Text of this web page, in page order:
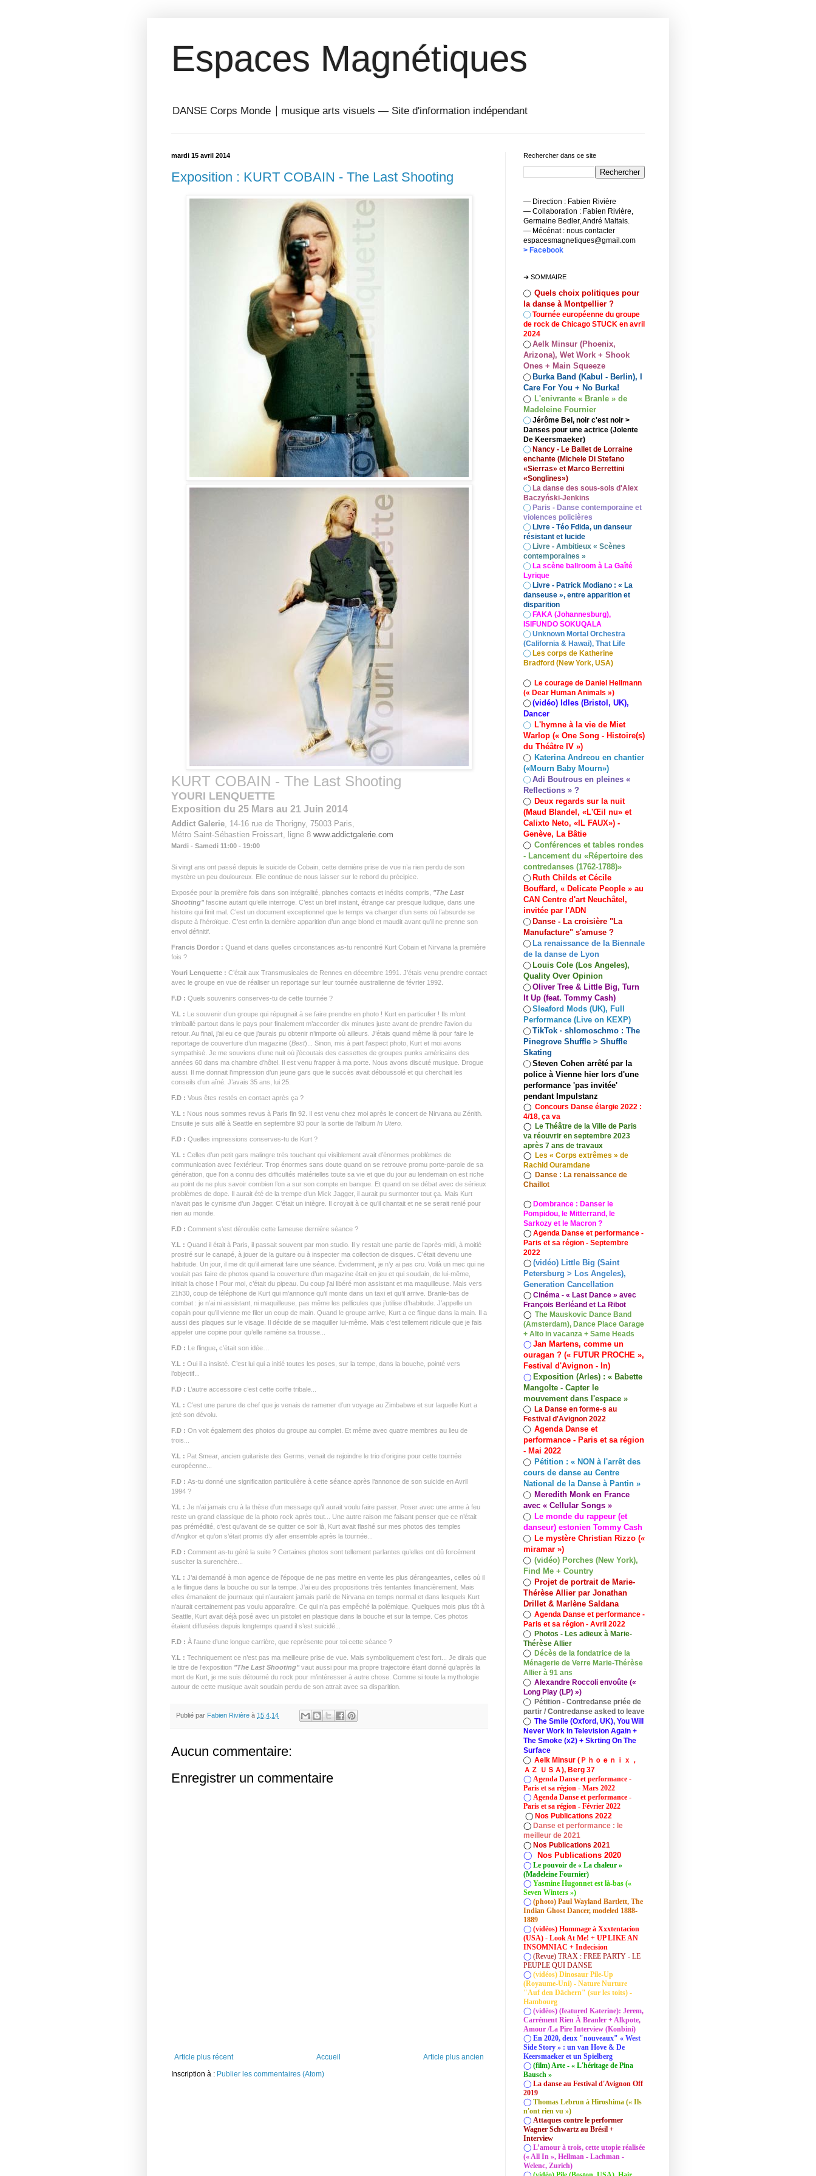
Espaces Magnétiques
DANSE Corps Monde ⎥ musique arts visuels — Site d'information indépendant
mardi 15 avril 2014
Exposition : KURT COBAIN - The Last Shooting
KURT COBAIN - The Last Shooting
YOURI LENQUETTE
Exposition du 25 Mars au 21 Juin 2014
Addict Galerie, 14-16 rue de Thorigny, 75003 Paris,
Métro Saint-Sébastien Froissart, ligne 8 www.addictgalerie.com
Mardi - Samedi 11:00 - 19:00
Si vingt ans ont passé depuis le suicide de Cobain, cette dernière prise de vue n’a rien perdu de son
mystère un peu douloureux. Elle continue de nous laisser sur le rebord du précipice.
Exposée pour la première fois dans son intégralité, planches contacts et inédits compris, "The Last
Shooting" fascine autant qu’elle interroge. C’est un bref instant, étrange car presque ludique, dans une
histoire qui finit mal. C’est un document exceptionnel que le temps va charger d’un sens où l’absurde se
dispute à l’héroïque. C’est enfin la dernière apparition d’un ange blond et maudit avant qu’il ne prenne son
envol définitif.
Francis Dordor : Quand et dans quelles circonstances as-tu rencontré Kurt Cobain et Nirvana la première
fois ?
Youri Lenquette : C’était aux Transmusicales de Rennes en décembre 1991. J’étais venu prendre contact
avec le groupe en vue de réaliser un reportage sur leur tournée australienne de février 1992.
F.D : Quels souvenirs conserves-tu de cette tournée ?
Y.L : Le souvenir d’un groupe qui répugnait à se faire prendre en photo ! Kurt en particulier ! Ils m’ont
trimballé partout dans le pays pour finalement m’accorder dix minutes juste avant de prendre l’avion du
retour. Au final, j’ai eu ce que j’aurais pu obtenir n’importe où ailleurs. J’étais quand même là pour faire le
reportage de couverture d’un magazine (Best)... Sinon, mis à part l’aspect photo, Kurt et moi avons
sympathisé. Je me souviens d’une nuit où j’écoutais des cassettes de groupes punks américains des
années 60 dans ma chambre d’hôtel. Il est venu frapper à ma porte. Nous avons discuté musique. Drogue
aussi. Il me donnait l’impression d’un jeune gars que le succès avait déboussolé et qui cherchait les
conseils d’un aîné. J’avais 35 ans, lui 25.
F.D : Vous êtes restés en contact après ça ?
Y.L : Nous nous sommes revus à Paris fin 92. Il est venu chez moi après le concert de Nirvana au Zénith.
Ensuite je suis allé à Seattle en septembre 93 pour la sortie de l’album In Utero.
F.D : Quelles impressions conserves-tu de Kurt ?
Y.L : Celles d’un petit gars malingre très touchant qui visiblement avait d’énormes problèmes de
communication avec l’extérieur. Trop énormes sans doute quand on se retrouve promu porte-parole de sa
génération, que l’on a connu des difficultés matérielles toute sa vie et que du jour au lendemain on est riche
au point de ne plus savoir combien l’on a sur son compte en banque. Et quand on se débat avec de sérieux
problèmes de dope. Il aurait été de la trempe d’un Mick Jagger, il aurait pu surmonter tout ça. Mais Kurt
n’avait pas le cynisme d’un Jagger. C’était un intègre. Il croyait à ce qu’il chantait et ne se serait renié pour
rien au monde.
F.D : Comment s’est déroulée cette fameuse dernière séance ?
Y.L : Quand il était à Paris, il passait souvent par mon studio. Il y restait une partie de l’après-midi, à moitié
prostré sur le canapé, à jouer de la guitare ou à inspecter ma collection de disques. C’était devenu une
habitude. Un jour, il me dit qu’il aimerait faire une séance. Évidemment, je n’y ai pas cru. Voilà un mec qui ne
voulait pas faire de photos quand la couverture d’un magazine était en jeu et qui soudain, de lui-même,
initiait la chose ! Pour moi, c’était du pipeau. Du coup j’ai libéré mon assistant et ma maquilleuse. Mais vers
21h30, coup de téléphone de Kurt qui m’annonce qu’il monte dans un taxi et qu’il arrive. Branle-bas de
combat : je n’ai ni assistant, ni maquilleuse, pas même les pellicules que j’utilise d’habitude. J’appelle un
copain pour qu’il vienne me filer un coup de main. Quand le groupe arrive, Kurt a ce flingue dans la main. Il a
aussi des plaques sur le visage. Il décide de se maquiller lui-même. Mais c’est tellement ridicule que je fais
appeler une copine pour qu’elle ramène sa trousse...
F.D : Le flingue, c’était son idée…
Y.L : Oui il a insisté. C’est lui qui a initié toutes les poses, sur la tempe, dans la bouche, pointé vers
l’objectif...
F.D : L’autre accessoire c’est cette coiffe tribale...
Y.L : C’est une parure de chef que je venais de ramener d’un voyage au Zimbabwe et sur laquelle Kurt a
jeté son dévolu.
F.D : On voit également des photos du groupe au complet. Et même avec quatre membres au lieu de
trois...
Y.L : Pat Smear, ancien guitariste des Germs, venait de rejoindre le trio d’origine pour cette tournée
européenne...
F.D : As-tu donné une signification particulière à cette séance après l’annonce de son suicide en Avril
1994 ?
Y.L : Je n’ai jamais cru à la thèse d’un message qu’il aurait voulu faire passer. Poser avec une arme à feu
reste un grand classique de la photo rock après tout... Une autre raison me faisant penser que ce n’était
pas prémédité, c’est qu’avant de se quitter ce soir là, Kurt avait flashé sur mes photos des temples
d’Angkor et qu’on s’était promis d’y aller ensemble après la tournée...
F.D : Comment as-tu géré la suite ? Certaines photos sont tellement parlantes qu’elles ont dû forcément
susciter la surenchère...
Y.L : J’ai demandé à mon agence de l’époque de ne pas mettre en vente les plus dérangeantes, celles où il
a le flingue dans la bouche ou sur la tempe. J’ai eu des propositions très tentantes financièrement. Mais
elles émanaient de journaux qui n’auraient jamais parlé de Nirvana en temps normal et dans lesquels Kurt
n’aurait certainement pas voulu apparaître. Ce qui n’a pas empêché la polémique. Quelques mois plus tôt à
Seattle, Kurt avait déjà posé avec un pistolet en plastique dans la bouche et sur la tempe. Ces photos
étaient diffusées depuis longtemps quand il s’est suicidé...
F.D : À l’aune d’une longue carrière, que représente pour toi cette séance ?
Y.L : Techniquement ce n’est pas ma meilleure prise de vue. Mais symboliquement c’est fort... Je dirais que
le titre de l’exposition "The Last Shooting" vaut aussi pour ma propre trajectoire étant donné qu’après la
mort de Kurt, je me suis détourné du rock pour m’intéresser à autre chose. Comme si toute la mythologie
autour de cette musique avait soudain perdu de son attrait avec sa disparition.
Publié par Fabien Rivière à 15.4.14
Aucun commentaire:
Enregistrer un commentaire
Article plus récent Article plus ancien
Accueil
Inscription à : Publier les commentaires (Atom)
Rechercher dans ce site
— Direction : Fabien Rivière
— Collaboration : Fabien Rivière,
Germaine Bedler, André Maltais.
— Mécénat : nous contacter
espacesmagnetiques@gmail.com
> Facebook
➜ SOMMAIRE
◯ Quels choix politiques pour
la danse à Montpellier ?
◯ Tournée européenne du groupe
de rock de Chicago STUCK en avril
2024
◯ Aelk Minsur (Phoenix,
Arizona), Wet Work + Shook
Ones + Main Squeeze
◯ Burka Band (Kabul - Berlin), I
Care For You + No Burka!
◯ L'enivrante « Branle » de
Madeleine Fournier
◯ Jérôme Bel, noir c'est noir >
Danses pour une actrice (Jolente
De Keersmaeker)
◯ Nancy - Le Ballet de Lorraine
enchante (Michele Di Stefano
«Sierras» et Marco Berrettini
«Songlines»)
◯ La danse des sous-sols d'Alex
Baczyński-Jenkins
◯ Paris - Danse contemporaine et
violences policières
◯ Livre - Téo Fdida, un danseur
résistant et lucide
◯ Livre - Ambitieux « Scènes
contemporaines »
◯ La scène ballroom à La Gaîté
Lyrique
◯ Livre - Patrick Modiano : « La
danseuse », entre apparition et
disparition
◯ FAKA (Johannesburg),
ISIFUNDO SOKUQALA
◯ Unknown Mortal Orchestra
(California & Hawai), That Life
◯ Les corps de Katherine
Bradford (New York, USA)
◯ Le courage de Daniel Hellmann
(« Dear Human Animals »)
◯ (vidéo) Idles (Bristol, UK),
Dancer
◯ L'hymne à la vie de Miet
Warlop (« One Song - Histoire(s)
du Théâtre IV »)
◯ Katerina Andreou en chantier
(«Mourn Baby Mourn»)
◯ Adi Boutrous en pleines «
Reflections » ?
◯ Deux regards sur la nuit
(Maud Blandel, «L'Œil nu» et
Calixto Neto, «IL FAUX») -
Genève, La Bâtie
◯ Conférences et tables rondes
- Lancement du «Répertoire des
contredanses (1762-1788)»
◯ Ruth Childs et Cécile
Bouffard, « Delicate People » au
CAN Centre d'art Neuchâtel,
invitée par l'ADN
◯ Danse - La croisière "La
Manufacture" s'amuse ?
◯ La renaissance de la Biennale
de la danse de Lyon
◯ Louis Cole (Los Angeles),
Quality Over Opinion
◯ Oliver Tree & Little Big, Turn
It Up (feat. Tommy Cash)
◯ Sleaford Mods (UK), Full
Performance (Live on KEXP)
◯ TikTok · shlomoschmo : The
Pinegrove Shuffle > Shuffle
Skating
◯ Steven Cohen arrêté par la
police à Vienne hier lors d'une
performance 'pas invitée'
pendant Impulstanz
◯ Concours Danse élargie 2022 :
4/18, ça va
◯ Le Théâtre de la Ville de Paris
va réouvrir en septembre 2023
après 7 ans de travaux
◯ Les « Corps extrêmes » de
Rachid Ouramdane
◯ Danse : La renaissance de
Chaillot
◯ Dombrance : Danser le
Pompidou, le Mitterrand, le
Sarkozy et le Macron ?
◯ Agenda Danse et performance -
Paris et sa région - Septembre
2022
◯ (vidéo) Little Big (Saint
Petersburg > Los Angeles),
Generation Cancellation
◯ Cinéma - « Last Dance » avec
François Berléand et La Ribot
◯ The Mauskovic Dance Band
(Amsterdam), Dance Place Garage
+ Alto in vacanza + Same Heads
◯ Jan Martens, comme un
ouragan ? (« FUTUR PROCHE »,
Festival d'Avignon - In)
◯ Exposition (Arles) : « Babette
Mangolte - Capter le
mouvement dans l'espace »
◯ La Danse en forme-s au
Festival d'Avignon 2022
◯ Agenda Danse et
performance - Paris et sa région
- Mai 2022
◯ Pétition : « NON à l'arrêt des
cours de danse au Centre
National de la Danse à Pantin »
◯ Meredith Monk en France
avec « Cellular Songs »
◯ Le monde du rappeur (et
danseur) estonien Tommy Cash
◯ Le mystère Christian Rizzo («
miramar »)
◯ (vidéo) Porches (New York),
Find Me + Country
◯ Projet de portrait de Marie-
Thérèse Allier par Jonathan
Drillet & Marlène Saldana
◯ Agenda Danse et performance -
Paris et sa région - Avril 2022
◯ Photos - Les adieux à Marie-
Thérèse Allier
◯ Décès de la fondatrice de la
Ménagerie de Verre Marie-Thérèse
Allier à 91 ans
◯ Alexandre Roccoli envoûte («
Long Play (LP) »)
◯ Pétition - Contredanse priée de
partir / Contredanse asked to leave
◯ The Smile (Oxford, UK), You Will
Never Work In Television Again +
The Smoke (x2) + Skrting On The
Surface
◯ Aelk Minsur (Ｐｈｏｅｎｉｘ，
ＡＺ ＵＳＡ), Berg 37
◯ Agenda Danse et performance -
Paris et sa région - Mars 2022
◯ Agenda Danse et performance -
Paris et sa région - Février 2022
◯ Nos Publications 2022
◯ Danse et performance : le
meilleur de 2021
◯ Nos Publications 2021
◯ Nos Publications 2020
◯ Le pouvoir de « La chaleur »
(Madeleine Fournier)
◯ Yasmine Hugonnet est là-bas («
Seven Winters »)
◯ (photo) Paul Wayland Bartlett, The
Indian Ghost Dancer, modeled 1888-
1889
◯ (vidéos) Hommage à Xxxtentacion
(USA) - Look At Me! + UP LIKE AN
INSOMNIAC + Indecision
◯ (Revue) TRAX : FREE PARTY - LE
PEUPLE QUI DANSE
◯ (vidéos) Dinosaur Pile-Up
(Royaume-Uni) - Nature Nurture
"Auf den Dächern" (sur les toits) -
Hambourg
◯ (vidéos) (featured Katerine): Jerem,
Carrément Rien À Branler + Alkpote,
Amour /La Pire Interview (Konbini)
◯ En 2020, deux "nouveaux" « West
Side Story » : un van Hove & De
Keersmaeker et un Spielberg
◯ (film) Arte - « L'héritage de Pina
Bausch »
◯ La danse au Festival d'Avignon Off
2019
◯ Thomas Lebrun à Hiroshima (« Ils
n'ont rien vu »)
◯ Attaques contre le performer
Wagner Schwartz au Brésil +
Interview
◯ L’amour à trois, cette utopie réalisée
(« All In », Hellman - Lachman -
Welenc, Zurich)